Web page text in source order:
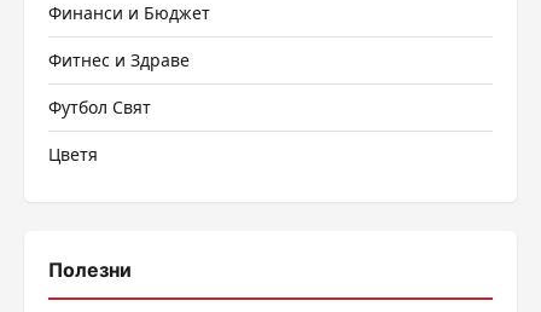
Финанси и Бюджет
Фитнес и Здраве
Футбол Свят
Цветя
Полезни